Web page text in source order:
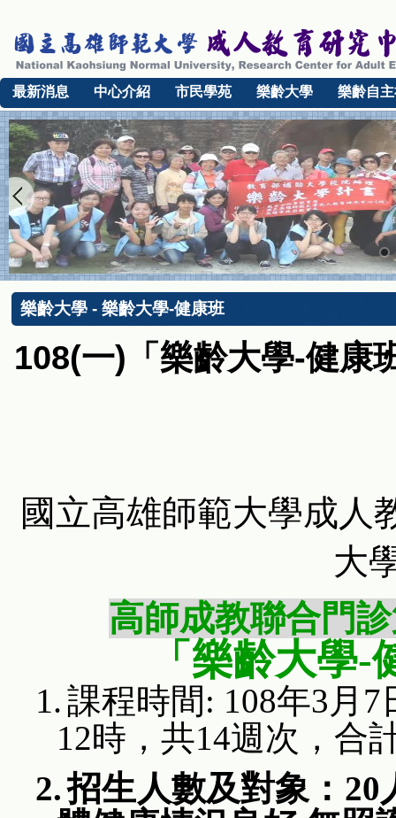
最新消息 中心介紹 市民學苑 樂齡大學 樂齡自
樂齡大學 - 樂齡大學-健康班
108(一)「樂齡大學-健康
國立高雄師範大學成人
大
高師成教聯合門
「樂齡大學-
1.課程時間: 108年3 月 7
12時，共14週次，合
2.招生人數及對象： 20